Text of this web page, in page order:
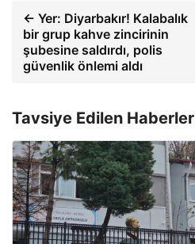
← Yer: Diyarbakır! Kalabalık
bir grup kahve zincirinin
şubesine saldırdı, polis
güvenlik önlemi aldı
Tavsiye Edilen Haberler